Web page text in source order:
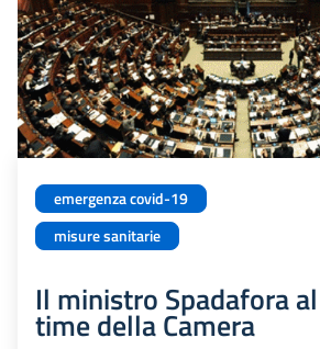
emergenza covid-19
misure sanitarie
Il ministro Spadafora
time della Camera